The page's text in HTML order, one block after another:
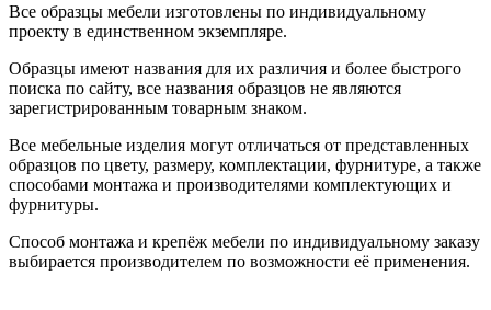
Все образцы мебели изготовлены по индивидуальному
проекту в единственном экземпляре.
Образцы имеют названия для их различия и более быстрого
поиска по сайту, все названия образцов не являются
зарегистрированным товарным знаком.
Все мебельные изделия могут отличаться от представленных
образцов по цвету, размеру, комплектации, фурнитуре, а также
способами монтажа и производителями комплектующих и
фурнитуры.
Способ монтажа и крепёж мебели по индивидуальному заказу
выбирается производителем по возможности её применения.